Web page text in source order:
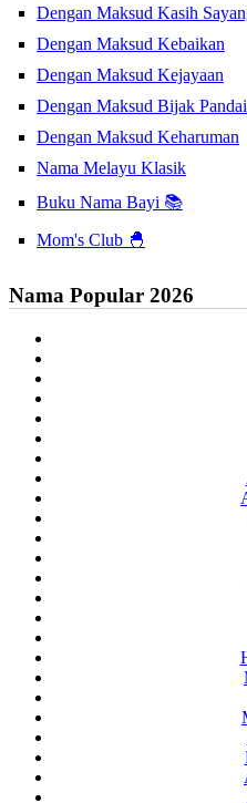
Dengan Maksud Kasih
Dengan Maksud Kebaikan
Dengan Maksud Kejayaan
Dengan Maksud Bijak Pandai
Dengan Maksud Keharuman
Nama Melayu Klasik
Buku Nama Bayi 📚
Mom's Club 🐣
Nama Popular 2026